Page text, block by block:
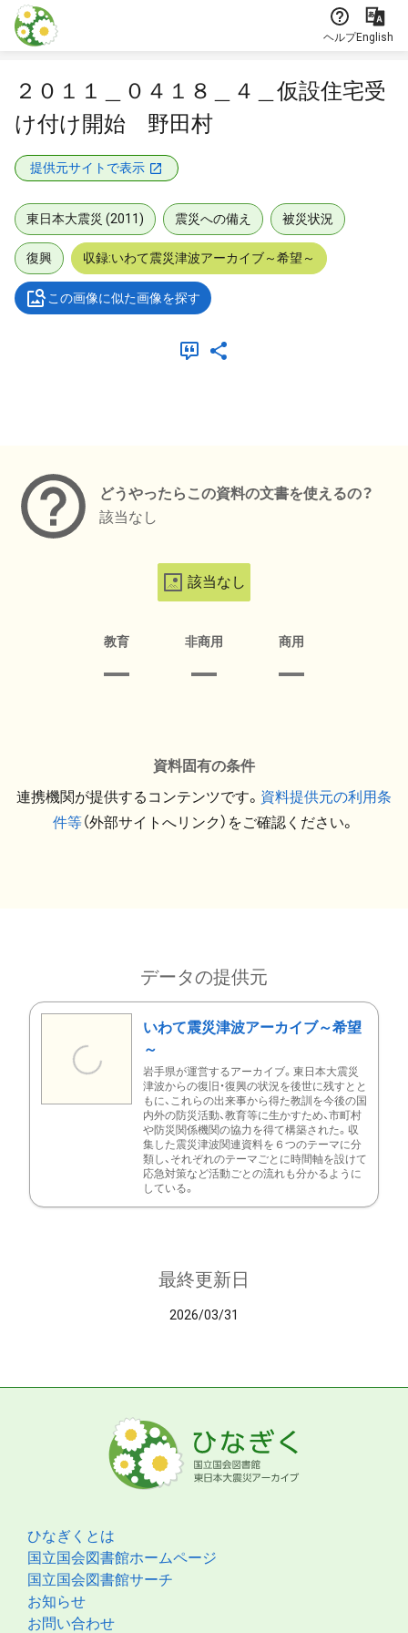
本文に飛ぶ
ヘルプEnglish
２０１１＿０４１８＿４＿仮設住宅受
け付け開始 野田村
提供元サイトで表示
東日本大震災 (2011) 震災への備え 被災状況
復興 収録:いわて震災津波アーカイブ～希望～
この画像に似た画像を探す
どうやったらこの資料の文書を使えるの？
該当なし
該当なし
教育 非商用 商用
資料固有の条件
連携機関が提供するコンテンツです。 資料提供元の利用条
件等（外部サイトへリンク）をご確認ください。
データの提供元
いわて震災津波アーカイブ～希望
～
岩手県が運営するアーカイブ。東日本大震災
津波からの復旧・復興の状況を後世に残すとと
もに、これらの出来事から得た教訓を今後の国
内外の防災活動、教育等に生かすため、市町村
や防災関係機関の協力を得て構築された。収
集した震災津波関連資料を６つのテーマに分
類し、それぞれのテーマごとに時間軸を設けて
応急対策など活動ごとの流れも分かるように
している。
最終更新日
2026/03/31
ひなぎくとは
国立国会図書館ホームページ
国立国会図書館サーチ
お知らせ
お問い合わせ